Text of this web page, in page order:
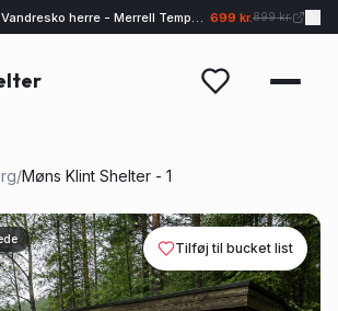
Vandresko herre - Merrell Tempo EXP - Sand 699 kr.899 kr.
/Møns Klint Shelter - 1
Tilføj til bucket list